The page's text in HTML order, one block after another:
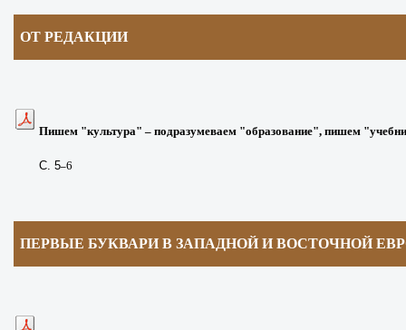
ОТ РЕДАКЦИИ
Пишем "культура" – подразумеваем "образование", пишем
С. 5–6
ПЕРВЫЕ БУКВАРИ В ЗАПАДНОЙ И ВОСТОЧНОЙ